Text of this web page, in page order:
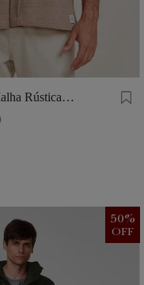
Rústica
50%
OFF